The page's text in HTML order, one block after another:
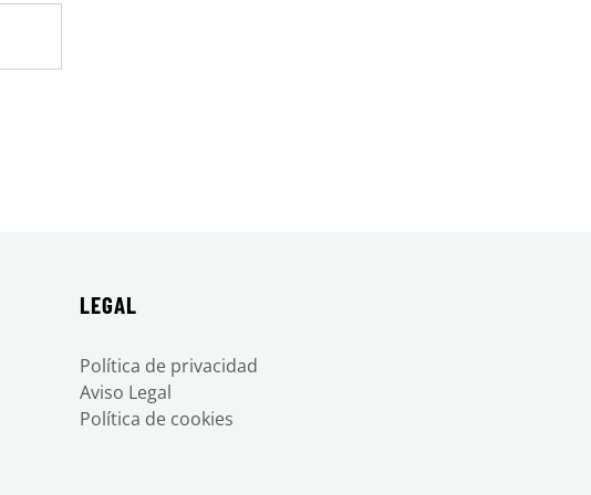
LEGAL
Política de privacidad
Aviso Legal
Política de cookies